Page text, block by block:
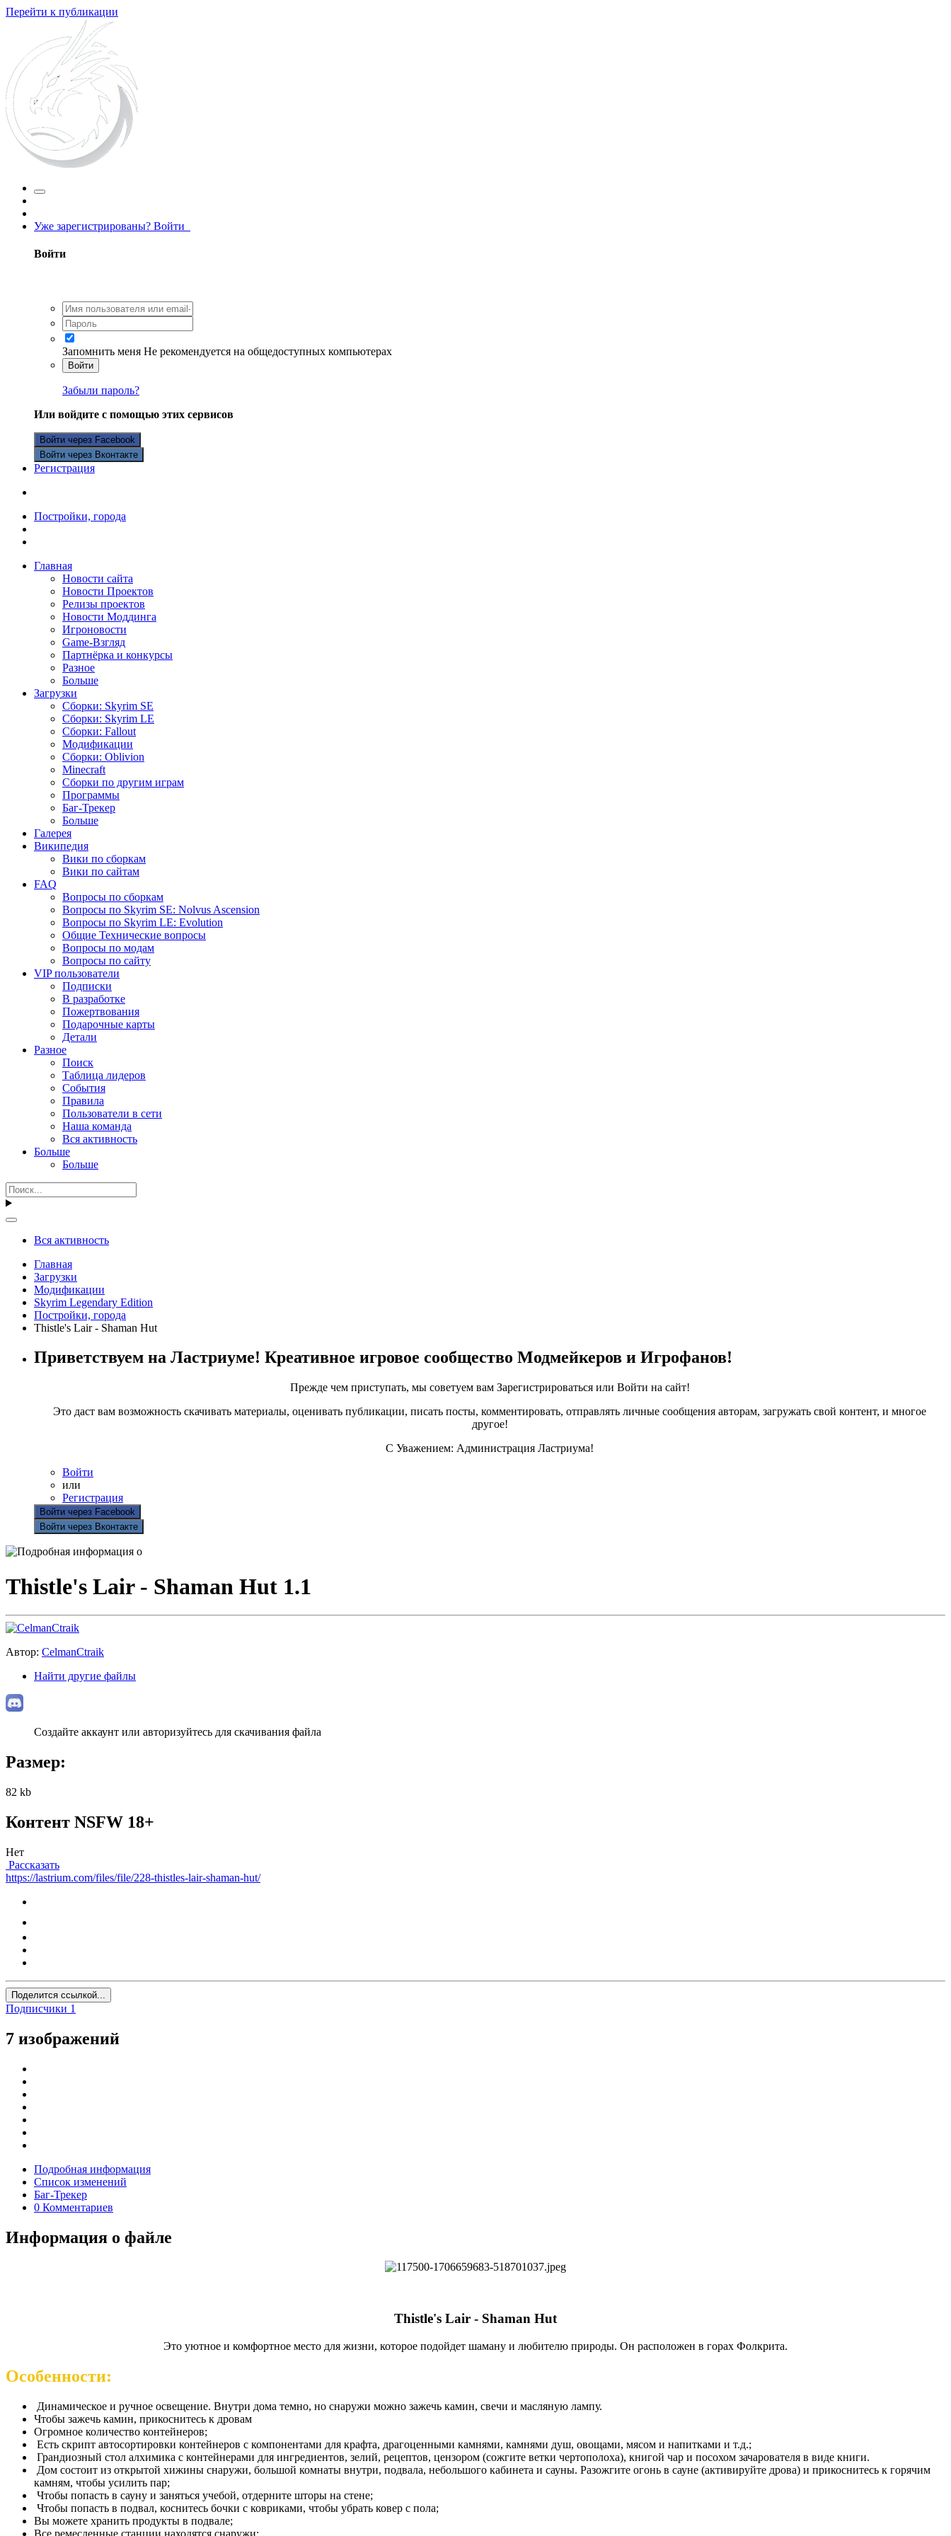
Перейти к публикации
Уже зарегистрированы? Войти
Войти
Запомнить меня Не рекомендуется на общедоступных компьютерах
Войти
Забыли пароль?
Или войдите с помощью этих сервисов
Войти через Facebook
Войти через Вконтакте
Регистрация
Постройки, города
Главная
Новости сайта
Новости Проектов
Релизы проектов
Новости Моддинга
Игроновости
Game-Взгляд
Партнёрка и конкурсы
Разное
Больше
Загрузки
Сборки: Skyrim SE
Сборки: Skyrim LE
Сборки: Fallout
Модификации
Сборки: Oblivion
Minecraft
Сборки по другим играм
Программы
Баг-Трекер
Больше
Галерея
Википедия
Вики по сборкам
Вики по сайтам
FAQ
Вопросы по сборкам
Вопросы по Skyrim SE: Nolvus Ascension
Вопросы по Skyrim LE: Evolution
Общие Технические вопросы
Вопросы по модам
Вопросы по сайту
VIP пользователи
Подписки
В разработке
Пожертвования
Подарочные карты
Детали
Разное
Поиск
Таблица лидеров
События
Правила
Пользователи в сети
Наша команда
Вся активность
Больше
Больше
Вся активность
Главная
Загрузки
Модификации
Skyrim Legendary Edition
Постройки, города
Thistle's Lair - Shaman Hut
Приветствуем на Ластриуме! Креативное игровое сообщество Модмейкеров и Игрофанов!
Прежде чем приступать, мы советуем вам Зарегистрироваться или Войти на сайт!
Это даст вам возможность скачивать материалы, оценивать публикации, писать посты, комментировать, отправлять личные сообщения авторам, загружать свой контент, и многое
другое!
С Уважением: Администрация Ластриума!
Войти
или
Регистрация
Войти через Facebook
Войти через Вконтакте
Thistle's Lair - Shaman Hut 1.1
Автор: CelmanCtraik
Найти другие файлы
Создайте аккаунт или авторизуйтесь для скачивания файла
Размер:
82 kb
Контент NSFW 18+
Нет
Рассказать
https://lastrium.com/files/file/228-thistles-lair-shaman-hut/
Поделится ссылкой...
Подписчики 1
7 изображений
Подробная информация
Список изменений
Баг-Трекер
0 Комментариев
Информация о файле
Thistle's Lair - Shaman Hut
Это уютное и комфортное место для жизни, которое подойдет шаману и любителю природы. Он расположен в горах Фолкрита.
Особенности:
Динамическое и ручное освещение. Внутри дома темно, но снаружи можно зажечь камин, свечи и масляную лампу.
Чтобы зажечь камин, прикоснитесь к дровам
Огромное количество контейнеров;
Есть скрипт автосортировки контейнеров с компонентами для крафта, драгоценными камнями, камнями душ, овощами, мясом и напитками и т.д.;
Грандиозный стол алхимика с контейнерами для ингредиентов, зелий, рецептов, цензором (сожгите ветки чертополоха), книгой чар и посохом зачарователя в виде книги.
Дом состоит из открытой хижины снаружи, большой комнаты внутри, подвала, небольшого кабинета и сауны. Разожгите огонь в сауне (активируйте дрова) и прикоснитесь к горячим
камням, чтобы усилить пар;
Чтобы попасть в сауну и заняться учебой, отдерните шторы на стене;
Чтобы попасть в подвал, коснитесь бочки с ковриками, чтобы убрать ковер с пола;
Вы можете хранить продукты в подвале;
Все ремесленные станции находятся снаружи;